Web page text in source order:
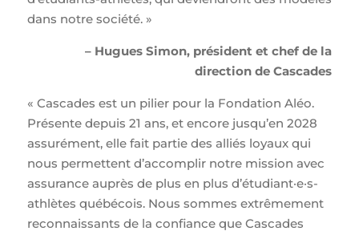
dans notre société. »
– Hugues Simon, président et chef de la
direction de Cascades
« Cascades est un pilier pour la Fondation Aléo.
Présente depuis 21 ans, et encore jusqu’en 2028
assurément, elle fait partie des alliés loyaux qui
nous permettent d’accomplir notre mission avec
assurance auprès de plus en plus d’étudiant·e·s-
athlètes québécois. Nous sommes extrêmement
reconnaissants de la confiance que Cascades